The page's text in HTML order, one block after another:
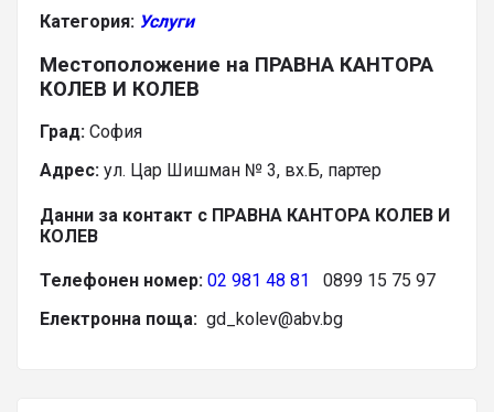
Категория: Услуги
Местоположение на ПРАВНА КАНТОРА
КОЛЕВ И КОЛЕВ
Град: София
Адрес: ул. Цар Шишман № 3, вх.Б, партер
Данни за контакт с ПРАВНА КАНТОРА КОЛЕВ И
КОЛЕВ
Телефонен номер: 02 981 48 81
0899 15 75 97
Електронна поща: gd_kolev@abv.bg